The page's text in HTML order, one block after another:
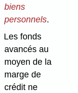
biens
personnels.
Les fonds
avancés au
moyen de la
marge de
crédit ne